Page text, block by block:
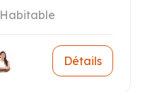
Habitable
Détails